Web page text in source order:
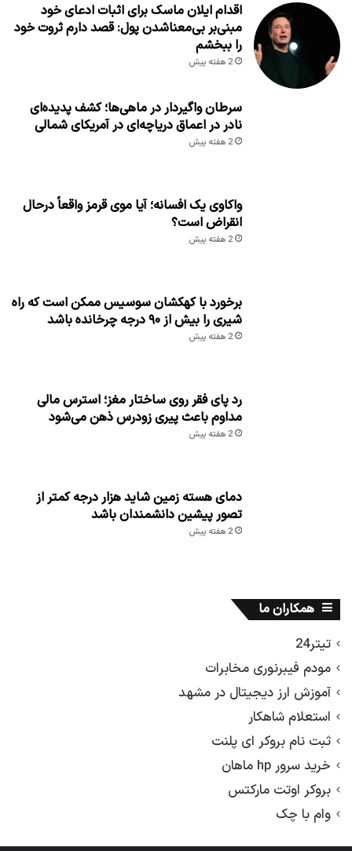
اقدام ایلان ماسک برای اثبات ادعای خود
مبنی‌بر بی‌معناشدن پول: قصد دارم ثروت خود
را ببخشم
2 هفته پیش
سرطان واگیردار در ماهی‌ها؛ کشف پدیده‌ای
نادر در اعماق دریاچه‌ای در آمریکای شمالی
2 هفته پیش
واکاوی یک افسانه؛ آیا موی قرمز واقعاً درحال
انقراض است؟
2 هفته پیش
برخورد با کهکشان سوسیس ممکن است که راه
شیری را بیش از ۹۰ درجه چرخانده باشد
2 هفته پیش
رد پای فقر روی ساختار مغز؛ استرس مالی
مداوم باعث پیری زودرس ذهن می‌شود
2 هفته پیش
دمای هسته زمین شاید هزار درجه کمتر از
تصور پیشین دانشمندان باشد
2 هفته پیش
همکاران ما
تیتر24
مودم فیبرنوری مخابرات
آموزش ارز دیجیتال در مشهد
استعلام شاهکار
ثبت نام بروکر ای پلنت
خرید سرور hp ماهان
بروکر اوتت مارکتس
وام با چک